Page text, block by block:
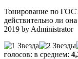
Тонирование по
действительно ли
2019 by Administrator
голосов: в среднем: